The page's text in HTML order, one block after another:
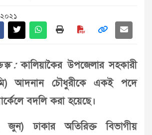
:কালিয়াকৈর উপজেলার সহকারী
আদনান চৌধুরীকে একই পদে
বদলি করা হয়েছে।
জুন) ঢাকার অতিরিক্ত বিভাগীয়